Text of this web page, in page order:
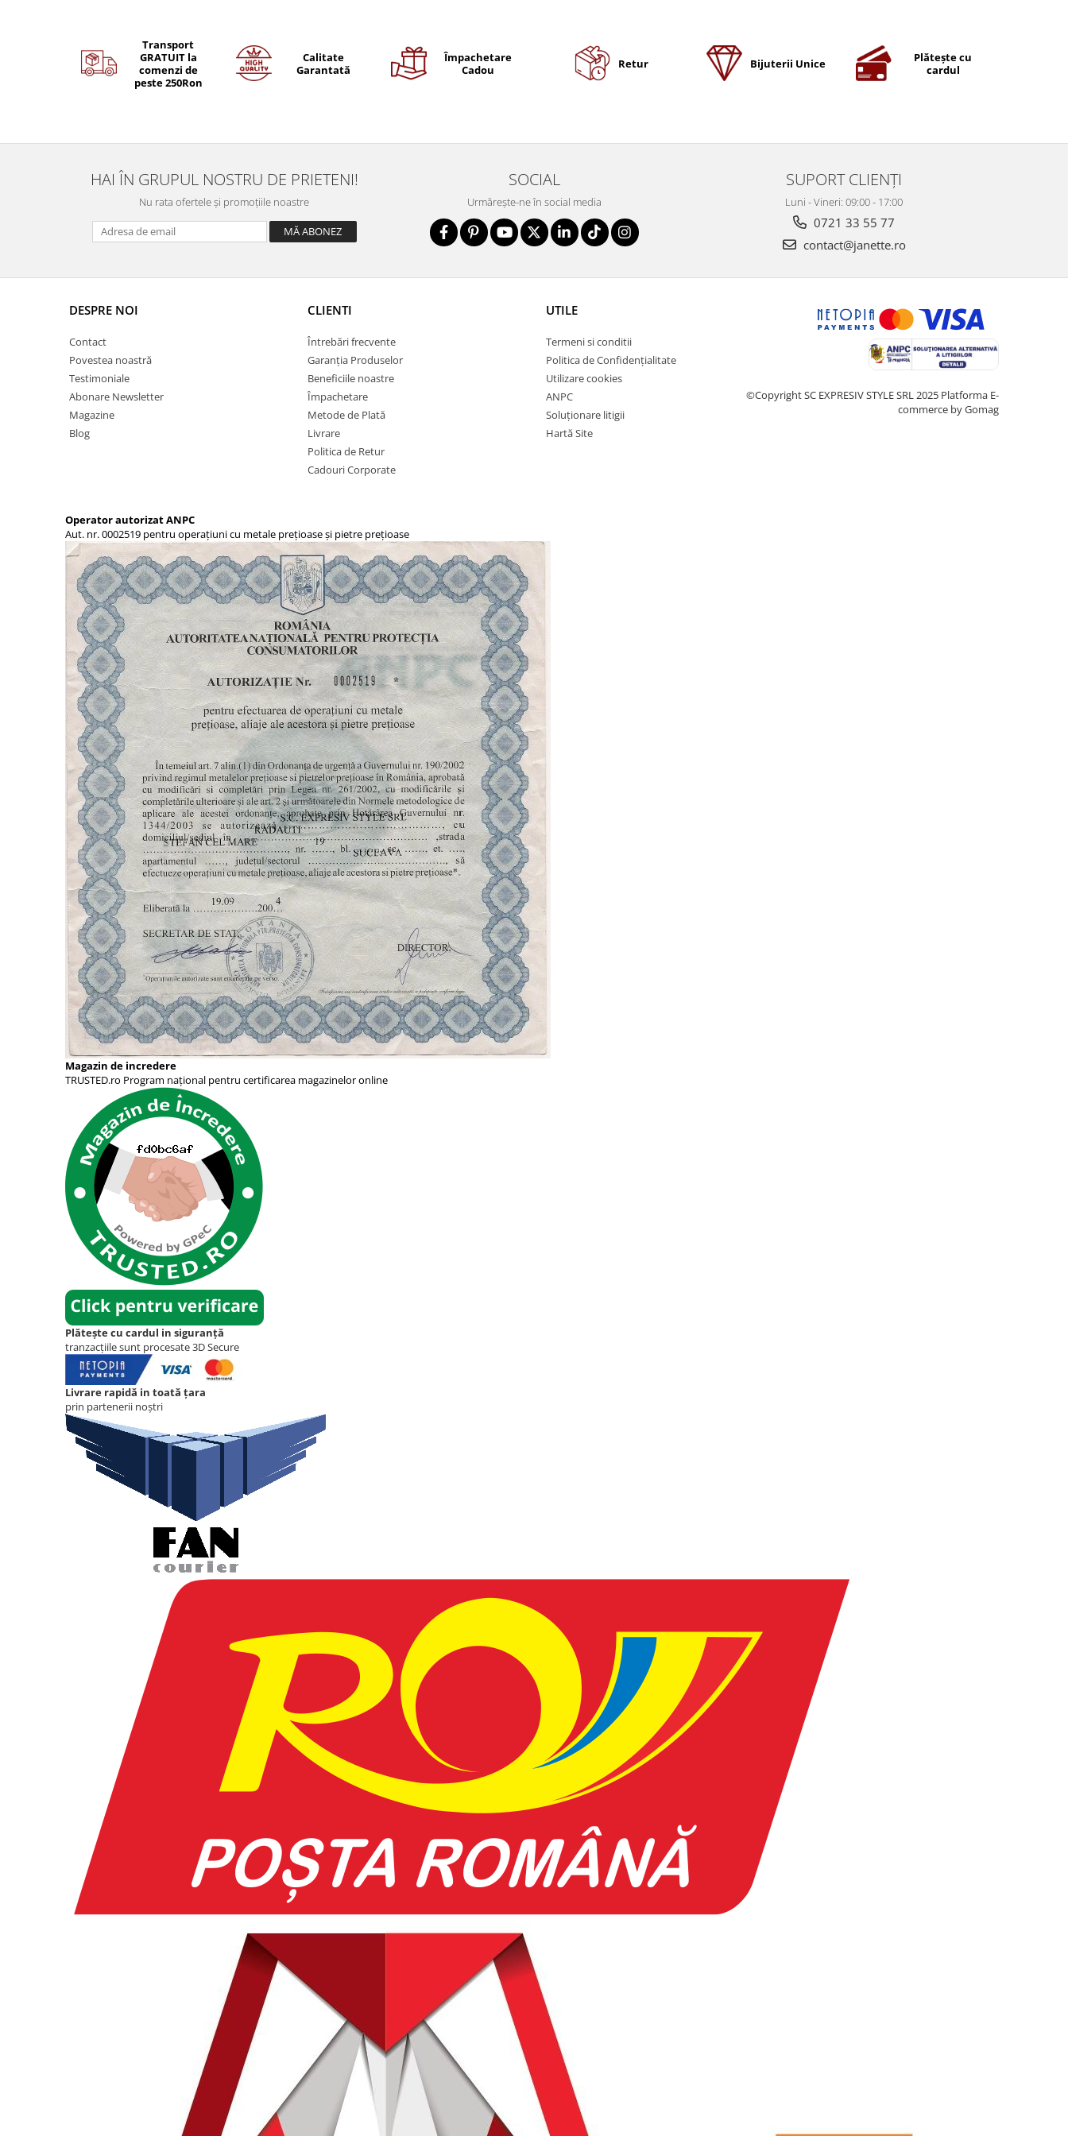
Transport
GRATUIT la
comenzi de
peste 250Ron
Calitate
Garantată
Împachetare
Cadou
Retur Bijuterii Unice
Plătește cu
cardul
HAI ÎN GRUPUL NOSTRU DE PRIETENI!
Nu rata ofertele și promoțiile noastre
SOCIAL
Urmărește-ne în social media
SUPORT CLIENȚI
Luni - Vineri: 09:00 - 17:00
0721 33 55 77
contact@janette.ro
DESPRE NOI
Contact
Povestea noastră
Testimoniale
Abonare Newsletter
Magazine
Blog
CLIENTI
Întrebări frecvente
Garanția Produselor
Beneficiile noastre
Împachetare
Metode de Plată
Livrare
Politica de Retur
Cadouri Corporate
UTILE
Termeni si conditii
Politica de Confidențialitate
Utilizare cookies
ANPC
Soluționare litigii
Hartă Site
©Copyright SC EXPRESIV STYLE SRL 2025 Platforma E-
commerce by Gomag
Operator autorizat ANPC
Aut. nr. 0002519 pentru operațiuni cu metale prețioase și pietre prețioase
Magazin de incredere
TRUSTED.ro Program național pentru certificarea magazinelor online
Plătește cu cardul in siguranță
tranzacțiile sunt procesate 3D Secure
Livrare rapidă in toată țara
prin partenerii noștri